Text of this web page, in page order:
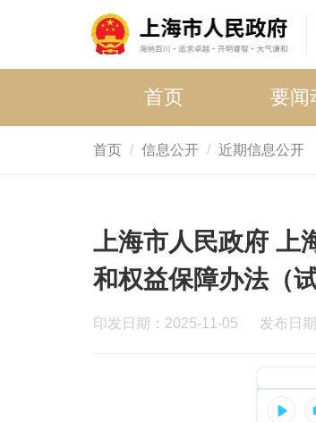
首页 要闻
首页 信息公开 近期信息公开
上海市人民政府 上
和权益保障办法（
印发日期：2025-11-05 发布日